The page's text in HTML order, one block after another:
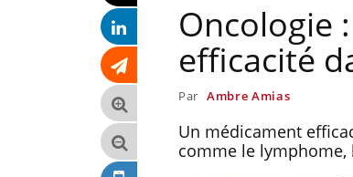
Oncologie
efficacité
Par Ambre Amias
Un médicament
comme le